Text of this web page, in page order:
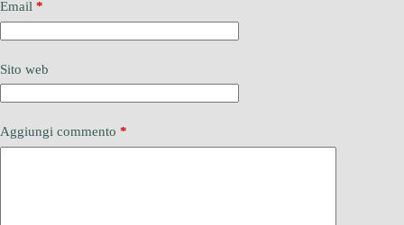
Email *
Sito web
Aggiungi commento *